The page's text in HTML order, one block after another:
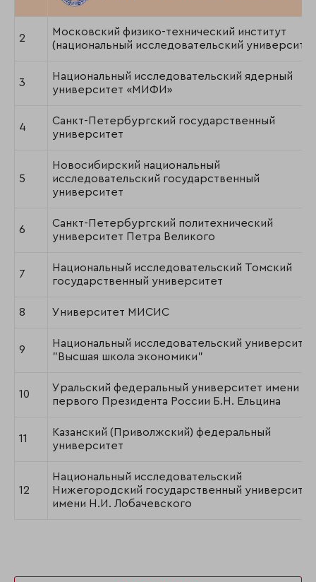
2
Московский физико-технический институт
(национальный исследовательский
3
Национальный исследовательский ядерный
университет «МИФИ»
4
Санкт-Петербургский государственный
университет
5
Новосибирский национальный
исследовательский государственный
университет
6
Санкт-Петербургский политехнический
университет Петра Великого
7
Национальный исследовательский Томский
государственный университет
8 Университет МИСИС
9
Национальный исследовательский университет
"Высшая школа экономики"
10
Уральский федеральный университет имени
первого Президента России Б.Н. Ельцина
11
Казанский (Приволжский) федеральный
университет
12
Национальный исследовательский
Нижегородский государственный университет
имени Н.И. Лобачевского